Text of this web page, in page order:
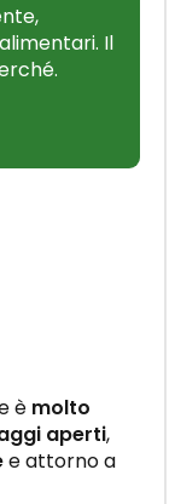
Il
è molto
aperti,
e attorno a